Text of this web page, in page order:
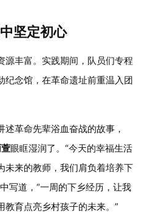
坚定初心
源丰富。实践期间，队员们专程
纪念馆，在革命遗址前重温入团
革命先辈浴血奋战的故事，
眼眶湿润了。“今天的幸福生活
未来的教师，我们肩负着培养下
写道，“一周的下乡经历，让我
育点亮乡村孩子的未来。”